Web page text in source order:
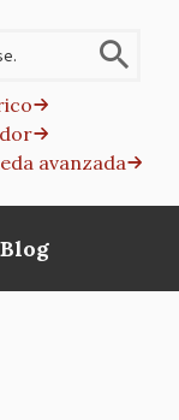
avanzada
Blog